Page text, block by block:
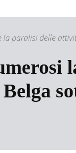
la paralisi delle